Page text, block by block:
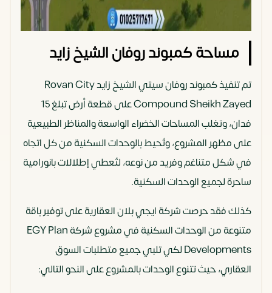
مساحة كمبوند روفان الشيخ زايد
تم تنفيذ كمبوند روفان سيتي الشيخ زايد Rovan City
Compound Sheikh Zayed على قطعة أرض تبلغ 15
فدان، وتغلب المساحات الخضراء الواسعة والمناظر الطبيعية
على مظهر المشروع، وتُحيط بالوحدات السكنية من كل اتجاه
في شكل متناغم وفريد من نوعه، لتُعطي إطلالات بانورامية
ساحرة لجميع الوحدات السكنية.
كذلك فقد حرصت شركة ايجي بلان العقارية على توفير باقة
متنوعة من الوحدات السكنية في مشروع شركة EGY Plan
Developments لكي تلبي جميع متطلبات السوق
العقاري، حيث تتنوع الوحدات بالمشروع على النحو التالي: